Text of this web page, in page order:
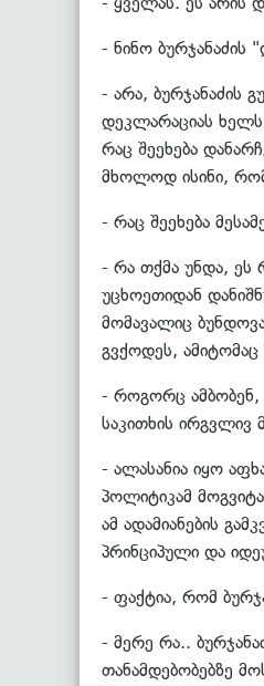
- ნინო
- არა, ბურჯანაძის
დეკლარაციას
რაც შეეხება
მხოლოდ ისინი,
- რაც შეეხება
- რა თქმა უნდა, ეს
უცხოეთიდან
მომავალიც
გვქოდეს,
- როგორც ამბობენ,
საკითხის ირგვლივ
- ალასანია იყო
პოლიტიკამ
ამ ადამიანების
პრინციპული და
- ფაქტია, რომ
- მერე რა..
თანამდებობებზე